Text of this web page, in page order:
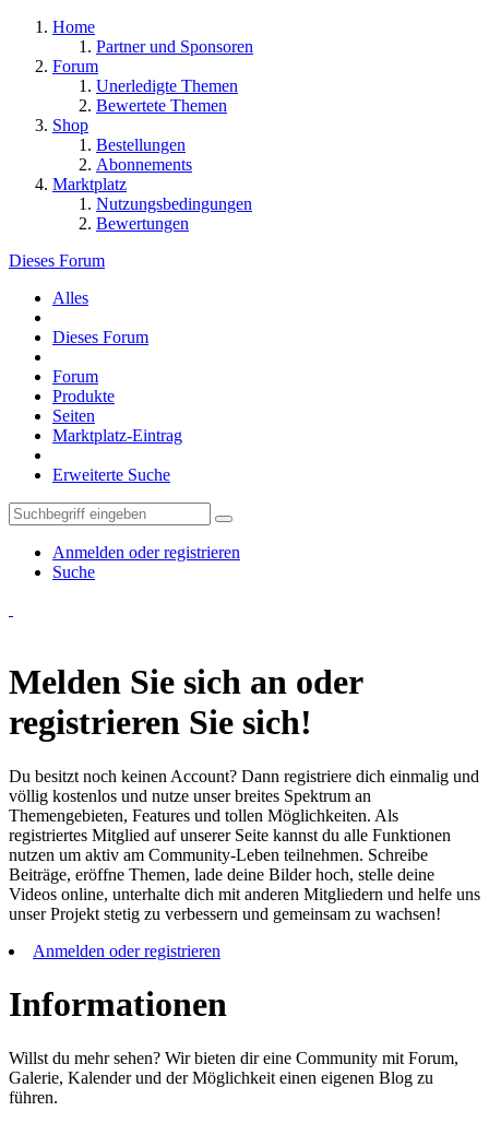
Home
Partner und Sponsoren
Forum
Unerledigte Themen
Bewertete Themen
Shop
Bestellungen
Abonnements
Marktplatz
Nutzungsbedingungen
Bewertungen
Dieses Forum
Alles
Dieses Forum
Forum
Produkte
Seiten
Marktplatz-Eintrag
Erweiterte Suche
Anmelden oder registrieren
Suche
Melden Sie sich an oder
registrieren Sie sich!
Du besitzt noch keinen Account? Dann registriere dich einmalig und
völlig kostenlos und nutze unser breites Spektrum an
Themengebieten, Features und tollen Möglichkeiten. Als
registriertes Mitglied auf unserer Seite kannst du alle Funktionen
nutzen um aktiv am Community-Leben teilnehmen. Schreibe
Beiträge, eröffne Themen, lade deine Bilder hoch, stelle deine
Videos online, unterhalte dich mit anderen Mitgliedern und helfe uns
unser Projekt stetig zu verbessern und gemeinsam zu wachsen!
Anmelden oder registrieren
Informationen
Willst du mehr sehen? Wir bieten dir eine Community mit Forum,
Galerie, Kalender und der Möglichkeit einen eigenen Blog zu
führen.